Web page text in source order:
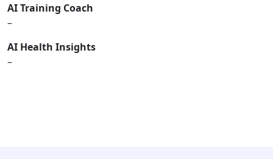
AI Training Coach
–
AI Health Insights
–